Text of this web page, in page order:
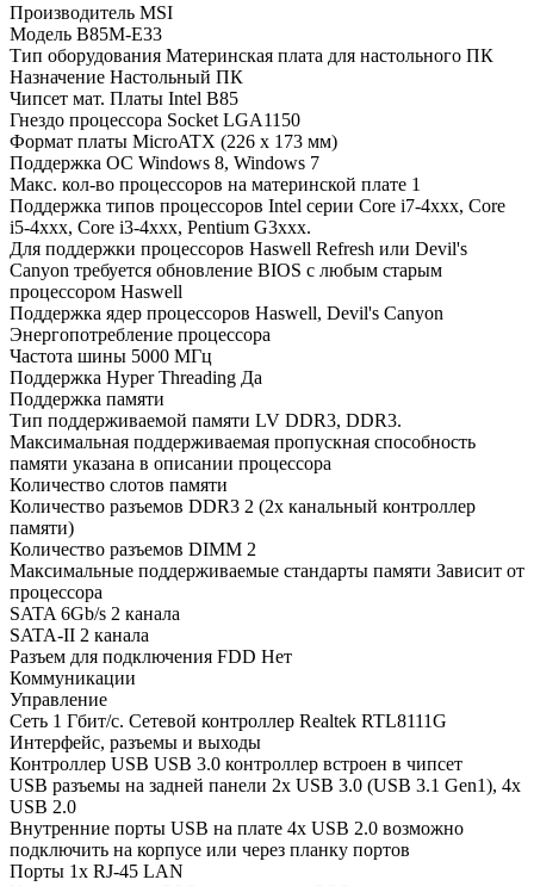
Производитель MSI
Модель B85M-E33
Тип оборудования Материнская плата для настольного ПК
Назначение Настольный ПК
Чипсет мат. Платы Intel B85
Гнездо процессора Socket LGA1150
Формат платы MicroATX (226 x 173 мм)
Поддержка ОС Windows 8, Windows 7
Макс. кол-во процессоров на материнской плате 1
Поддержка типов процессоров Intel серии Core i7-4xxx, Core
i5-4xxx, Core i3-4xxx, Pentium G3xxx.
Для поддержки процессоров Haswell Refresh или Devil's
Canyon требуется обновление BIOS с любым старым
процессором Haswell
Поддержка ядер процессоров Haswell, Devil's Canyon
Энергопотребление процессора
Частота шины 5000 МГц
Поддержка Hyper Threading Да
Поддержка памяти
Тип поддерживаемой памяти LV DDR3, DDR3.
Максимальная поддерживаемая пропускная способность
памяти указана в описании процессора
Количество слотов памяти
Количество разъемов DDR3 2 (2х канальный контроллер
памяти)
Количество разъемов DIMM 2
Максимальные поддерживаемые стандарты памяти Зависит от
процессора
SATA 6Gb/s 2 канала
SATA-II 2 канала
Разъем для подключения FDD Нет
Коммуникации
Управление
Сеть 1 Гбит/с. Сетевой контроллер Realtek RTL8111G
Интерфейс, разъемы и выходы
Контроллер USB USB 3.0 контроллер встроен в чипсет
USB разъемы на задней панели 2x USB 3.0 (USB 3.1 Gen1), 4x
USB 2.0
Внутренние порты USB на плате 4x USB 2.0 возможно
подключить на корпусе или через планку портов
Порты 1x RJ-45 LAN